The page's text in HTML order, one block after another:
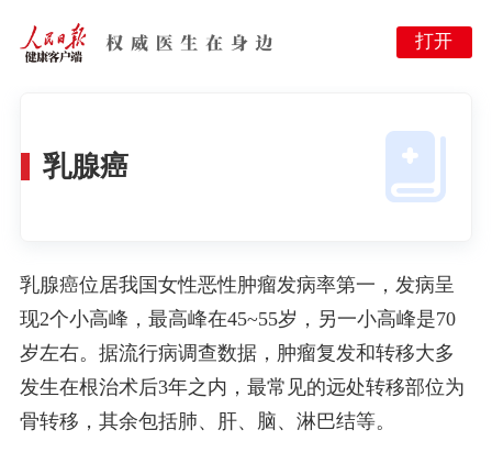
打开
乳腺癌
乳腺癌位居我国女性恶性肿瘤发病率第一，发病呈
现2个小高峰，最高峰在45~55岁，另一小高峰是70
岁左右。据流行病调查数据，肿瘤复发和转移大多
发生在根治术后3年之内，最常见的远处转移部位为
骨转移，其余包括肺、肝、脑、淋巴结等。